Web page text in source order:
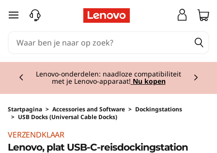
Ga naar de hoofdinhoud
Lenovo-onderdelen: naadloze compatibiliteit
met je Lenovo-apparaat! Nu kopen
Startpagina > Accessories and Software > Dockingstations
> USB Docks (Universal Cable Docks)
VERZENDKLAAR
Lenovo, plat USB-C-reisdockingstation